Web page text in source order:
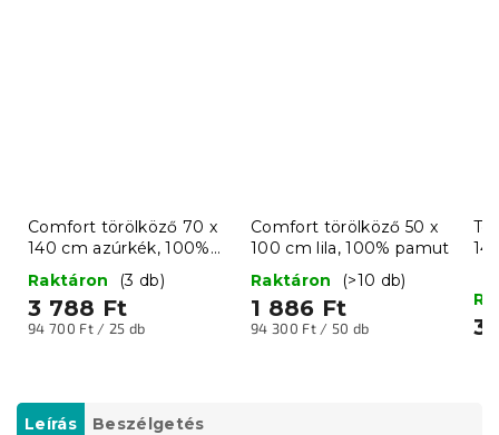
Comfort törölköző 70 x
140 cm azúrkék, 100%
pamut
Raktáron (3 db)
3 788 Ft
Egységár:
94 700 Ft / 25 db
Comfort törölköző 50 x
100 cm lila, 100% pamut
Raktáron
(>10 db)
1 886 Ft
Egységár:
94 300 Ft / 50 db 3
Leírás Beszélgetés